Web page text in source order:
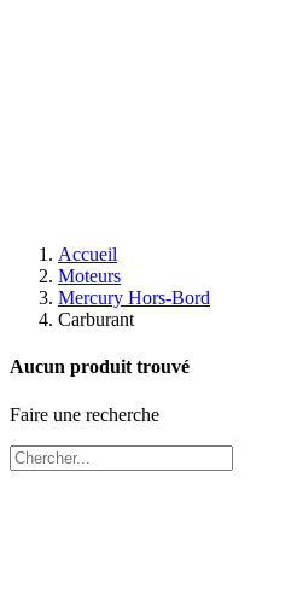
Accueil
Moteurs
Mercury Hors-Bord
Carburant
Aucun produit trouvé
Faire une recherche